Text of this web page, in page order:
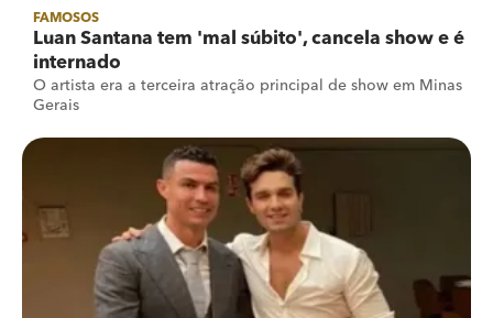
FAMOSOS
Luan Santana tem 'mal súbito', cancela show e é
internado
O artista era a terceira atração principal de show em Minas
Gerais